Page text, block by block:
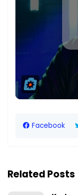
Facebook
Related Posts